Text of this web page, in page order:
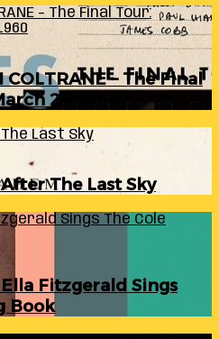
– The Final Tour:
COLTRANE – The Final
24, 1960
The Last Sky
The Last Sky
Sings The Cole
Ella Fitzgerald Sings
Book